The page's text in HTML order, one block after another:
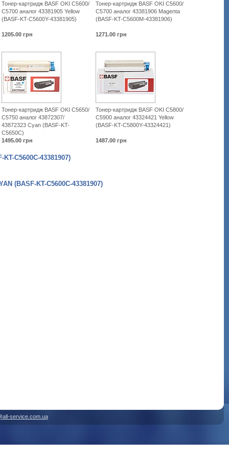
Тонер-картридж BASF OKI C5600/
C5700 аналог 43381905 Yellow
(BASF-KT-C5600Y-43381905)
Тонер-картридж BASF OKI C5600/
C5700 аналог 43381906 Magenta
(BASF-KT-C5600M-43381906)
1205.00 грн 1271.00 грн
Тонер-картридж BASF OKI C5650/
C5750 аналог 43872307/
43872323 Cyan (BASF-KT-
C5650C)
Тонер-картридж BASF OKI C5800/
C5900 аналог 43324421 Yellow
(BASF-KT-C5800Y-43324421)
1495.00 грн 1487.00 грн
C5600C-43381907)
(BASF-KT-C5600C-43381907)
service.com.ua